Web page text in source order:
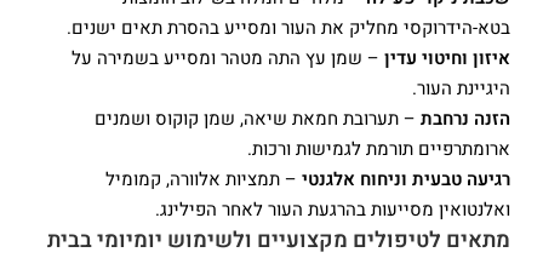
בטא-הידרוקסי מחליק את העור ומסייע בהסרת תאים ישנים.
איזון וחיטוי עדין – שמן עץ התה מטהר ומסייע בשמירה על
היגיינת העור.
הזנה נרחבת – תערובת חמאת שיאה, שמן קוקוס ושמנים
ארומתרפיים תורמת לגמישות ורכות.
רגיעה טבעית וניחוח אלגנטי – תמציות אלוורה, קמומיל
ואלנטואין מסייעות בהרגעת העור לאחר הפילינג.
מתאים לטיפולים מקצועיים ולשימוש יומיומי בבית